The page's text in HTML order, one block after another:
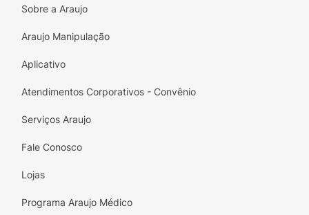
Sobre a Araujo
Araujo Manipulação
Aplicativo
Atendimentos Corporativos - Convênio
Serviços Araujo
Fale Conosco
Lojas
Programa Araujo Médico